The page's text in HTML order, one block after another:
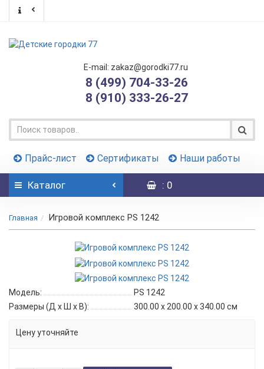
E-mail: zakaz@gorodki77.ru
8 (499) 704-33-26
8 (910) 333-26-27
Прайс-лист Сертификаты Наши работы
Каталог : 0
Главная Игровой комплекс PS 1242
Модель:
PS 1242
Размеры (Д x Ш x В):
300.00 x 200.00 x 340.00 см
Цену уточняйте